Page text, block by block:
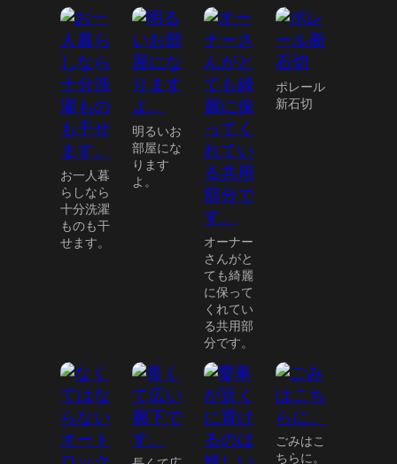
お一人暮
らしなら
十分洗濯
ものも干
せます。
明るいお
部屋にな
ります
よ。
オーナー
さんがと
ても綺麗
に保って
くれてい
る共用部
分です。
ポレール
新石切
ごみはこ
ちらに。